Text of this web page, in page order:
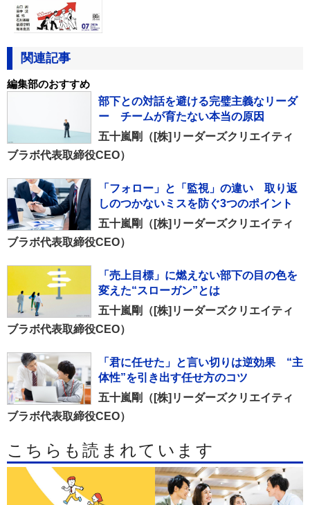
関連記事
編集部のおすすめ
部下との対話を避ける完璧主義なリーダ
ー チームが育たない本当の原因
五十嵐剛（[株]リーダーズクリエイティ
ブラボ代表取締役CEO）
「フォロー」と「監視」の違い 取り返
しのつかないミスを防ぐ3つのポイント
五十嵐剛（[株]リーダーズクリエイティ
ブラボ代表取締役CEO）
「売上目標」に燃えない部下の目の色を
変えた“スローガン”とは
五十嵐剛（[株]リーダーズクリエイティ
ブラボ代表取締役CEO）
「君に任せた」と言い切りは逆効果 “主
体性”を引き出す任せ方のコツ
五十嵐剛（[株]リーダーズクリエイティ
ブラボ代表取締役CEO）
こちらも読まれています